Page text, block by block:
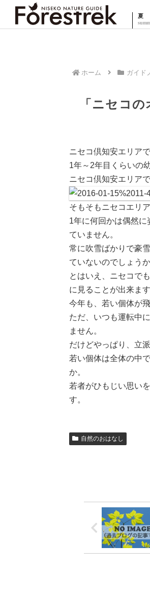
夏
ホーム ガイド
「ニセコの
ニセコ倶知安エリア
1年～2年目くらいの
ニセコ倶知安エリア
そもそもニセコエリ
1年に何回かは偶然に
ていません。
常に吹雪ばかりで豪
ていないのでしょうか
とはいえ、ニセコで
に見ることが出来ます
今年も、若い個体が
ただ、いつも運転中
ません。
だけどやっぱり、立
若い個体は全体の中
か。
若者がひもじい思い
す。
自然のおはなし